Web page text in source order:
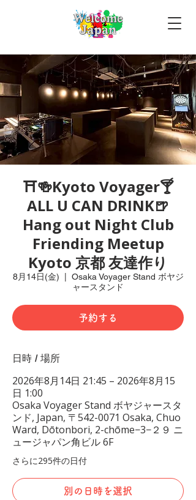
⛩🍻Kyoto Voyager🍸
ALL U CAN DRINK🍺
Hang out Night Club
Friending Meetup
Kyoto 京都 友達作り
8月14日(金)
Osaka Voyager Stand ボヤジ
ャースタンド
予約する
日時 / 場所
2026年8月14日 21:45 – 2026年8月15
日 1:00
Osaka Voyager Stand ボヤジャースタ
ンド, Japan, 〒542-0071 Osaka, Chuo
Ward, Dōtonbori, 2-chōme−3−２９ ニ
ュージャパン角ビル 6F
さらに295件の日付
別の日時を選択